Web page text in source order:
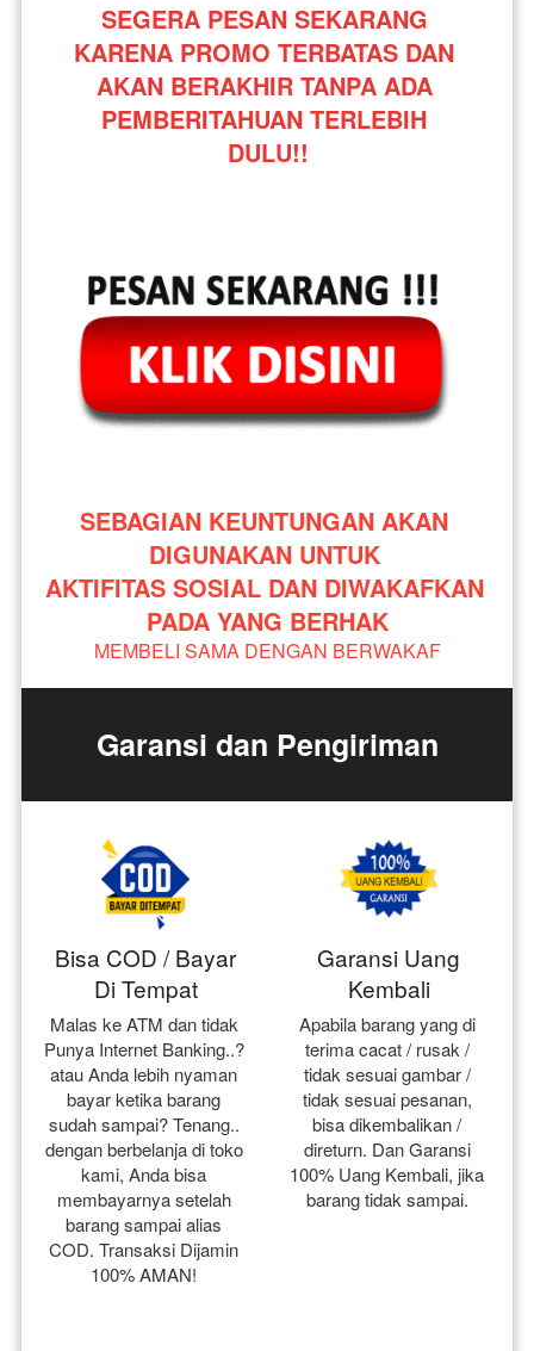
SEGERA PESAN SEKARANG
KARENA PROMO TERBATAS DAN
AKAN BERAKHIR TANPA ADA
PEMBERITAHUAN TERLEBIH
DULU!!
SEBAGIAN KEUNTUNGAN AKAN
DIGUNAKAN UNTUK
AKTIFITAS SOSIAL DAN DIWAKAFKAN
PADA YANG BERHAK
MEMBELI SAMA DENGAN BERWAKAF
Garansi dan Pengiriman
Bisa COD / Bayar
Di Tempat
Malas ke ATM dan tidak
Punya Internet Banking..?
atau Anda lebih nyaman
bayar ketika barang
sudah sampai? Tenang..
dengan berbelanja di toko
kami, Anda bisa
membayarnya setelah
barang sampai alias
COD. Transaksi Dijamin
100% AMAN!
Garansi Uang
Kembali
Apabila barang yang di
terima cacat / rusak /
tidak sesuai gambar /
tidak sesuai pesanan,
bisa dikembalikan /
direturn. Dan Garansi
100% Uang Kembali, jika
barang tidak sampai.